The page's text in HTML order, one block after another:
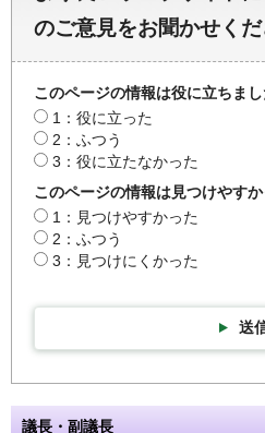
のご意見をお聞かせく
このページの情報は役に立ちまし
1：役に立った
2：ふつう
3：役に立たなかった
このページの情報は見つけやす
1：見つけやすかった
2：ふつう
3：見つけにくかった
送
議長・副議長